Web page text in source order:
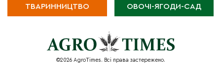
ТВАРИННИЦТВО ОВОЧІ-ЯГОДИ-САД
©2026 AgroTimes. Всі права застережено.